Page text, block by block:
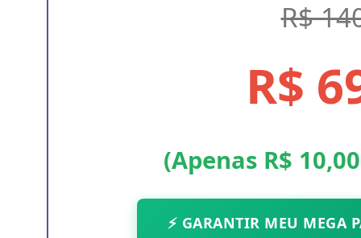
R$
R$
(Apenas R$
⚡ GARANTIR MEU MEGA